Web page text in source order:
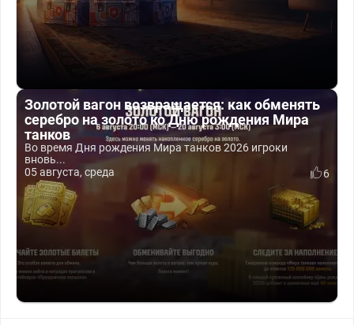
Золотой вагон возвращается: как обменять
серебро на золото ко Дню рождения Мира
танков
Во время Дня рождения Мира танков 2026 игроки
вновь...
05 августа, среда
6